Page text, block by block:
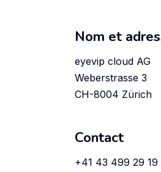
Nom et
eyevip cloud AG
Weberstrasse 3
CH-8004 Zürich
Contact
+41 43 499 29 19